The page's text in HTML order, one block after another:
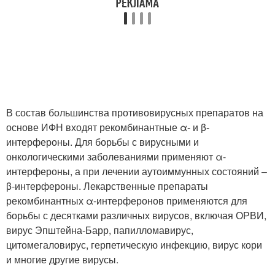
В состав большинства противовирусных препаратов на
основе ИФН входят рекомбинантные α- и β-
интерфероны. Для борьбы с вирусными и
онкологическими заболеваниями применяют α-
интерфероны, а при лечении аутоиммунных состояний –
β-интерфероны. Лекарственные препараты
рекомбинантных α-интерферонов применяются для
борьбы с десятками различных вирусов, включая ОРВИ,
вирус Эпштейна-Барр, папилломавирус,
цитомегаловирус, герпетическую инфекцию, вирус кори
и многие другие вирусы.